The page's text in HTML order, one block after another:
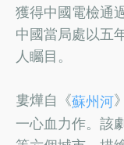
獲得中國電檢通
中國當局處以五
人矚目。
婁燁自《蘇州河
一心血力作。該